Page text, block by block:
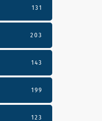
131
203
143
199
123